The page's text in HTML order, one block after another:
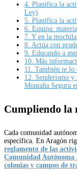
4. Planifica la
Ley)
5. Planifica la
6. Equipa:
7. Y en la
8. Actúa con
9. Educando a
10. Más
11. También te lo
12. Senderismo y
Montaña Segura
Cumpliendo la
Cada comunidad
específica. En Aragón
reglamento de las
Comunidad Autónoma
colonias y campos de